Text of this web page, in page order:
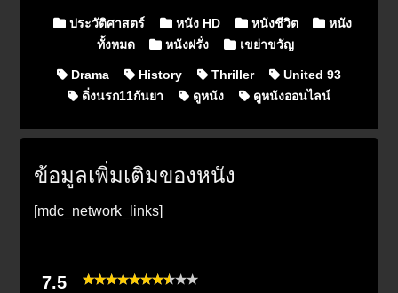
Posted in
ประวัติศาสตร์ หนัง HD หนังชีวิต
หนัง
ทั้งหมด
หนังฝรั่ง เขย่าขวัญ
Drama History Thriller
United 93
ดิ่งนรก11กันยา
ดูหนัง ดูหนังออนไลน์
ข้อมูลเพิ่มเติมของหนัง
[mdc_network_links]
7.5